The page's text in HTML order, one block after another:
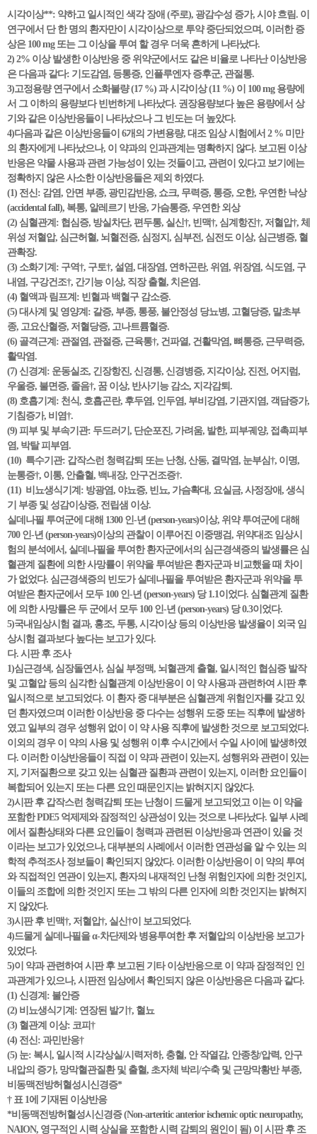
시각이상**: 약하고 일시적인 색각 장애 (주로), 광감수성 증가, 시야 흐림. 이
연구에서 단 한 명의 환자만이 시각이상으로 투약 중단되었으며, 이러한 증
상은 100 mg 또는 그 이상을 투여 할 경우 더욱 흔하게 나타났다.
2) 2% 이상 발생한 이상반응 중 위약군에서도 같은 비율로 나타난 이상반응
은 다음과 같다: 기도감염, 등통증, 인플루엔자 증후군, 관절통.
3)고정용량 연구에서 소화불량 (17 %) 과 시각이상 (11 %) 이 100 mg 용량에
서 그 이하의 용량보다 빈번하게 나타났다. 권장용량보다 높은 용량에서 상
기와 같은 이상반응들이 나타났으나 그 빈도는 더 높았다.
4)다음과 같은 이상반응들이 6개의 가변용량, 대조 임상 시험에서 2 % 미만
의 환자에게 나타났으나, 이 약과의 인과관계는 명확하지 않다. 보고된 이상
반응은 약물 사용과 관련 가능성이 있는 것들이고, 관련이 있다고 보기에는
정확하지 않은 사소한 이상반응들은 제외 하였다.
(1) 전신: 감염, 안면 부종, 광민감반응, 쇼크, 무력증, 통증, 오한, 우연한 낙상
(accidental fall), 복통, 알레르기 반응, 가슴통증, 우연한 외상
(2) 심혈관계: 협심증, 방실차단, 편두통, 실신†, 빈맥†, 심계항진†, 저혈압†, 체
위성 저혈압, 심근허혈, 뇌혈전증, 심정지, 심부전, 심전도 이상, 심근병증, 혈
관확장.
(3) 소화기계: 구역†, 구토†, 설염, 대장염, 연하곤란, 위염, 위장염, 식도염, 구
내염, 구강건조†, 간기능 이상, 직장 출혈, 치은염.
(4) 혈액과 림프계: 빈혈과 백혈구 감소증.
(5) 대사계 및 영양계: 갈증, 부종, 통풍, 불안정성 당뇨병, 고혈당증, 말초부
종, 고요산혈증, 저혈당증, 고나트륨혈증.
(6) 골격근계: 관절염, 관절증, 근육통†, 건파열, 건활막염, 뼈통증, 근무력증,
활막염.
(7) 신경계: 운동실조, 긴장항진, 신경통, 신경병증, 지각이상, 진전, 어지럼,
우울증, 불면증, 졸음†, 꿈 이상, 반사기능 감소, 지각감퇴.
(8) 호흡기계: 천식, 호흡곤란, 후두염, 인두염, 부비강염, 기관지염, 객담증가,
기침증가, 비염†.
(9) 피부 및 부속기관: 두드러기, 단순포진, 가려움, 발한, 피부궤양, 접촉피부
염, 박탈 피부염.
(10) 특수기관: 갑작스런 청력감퇴 또는 난청, 산동, 결막염, 눈부심†, 이명,
눈통증†, 이통, 안출혈, 백내장, 안구건조증†.
(11) 비뇨생식기계: 방광염, 야뇨증, 빈뇨, 가슴확대, 요실금, 사정장애, 생식
기 부종 및 성감이상증, 전립샘 이상.
실데나필 투여군에 대해 1300 인-년 (person-years)이상, 위약 투여군에 대해
700 인-년 (person-years)이상의 관찰이 이루어진 이중맹검, 위약대조 임상시
험의 분석에서, 실데나필을 투여한 환자군에서의 심근경색증의 발생률은 심
혈관계 질환에 의한 사망률이 위약을 투여받은 환자군과 비교했을 때 차이
가 없었다. 심근경색증의 빈도가 실데나필을 투여받은 환자군과 위약을 투
여받은 환자군에서 모두 100 인-년 (person-years) 당 1.1이었다. 심혈관계 질환
에 의한 사망률은 두 군에서 모두 100 인-년 (person-years) 당 0.3이었다.
5)국내임상시험 결과, 홍조, 두통, 시각이상 등의 이상반응 발생율이 외국 임
상시험 결과보다 높다는 보고가 있다.
다. 시판 후 조사
1)심근경색, 심장돌연사, 심실 부정맥, 뇌혈관계 출혈, 일시적인 협심증 발작
및 고혈압 등의 심각한 심혈관계 이상반응이 이 약 사용과 관련하여 시판 후
일시적으로 보고되었다. 이 환자 중 대부분은 심혈관계 위험인자를 갖고 있
던 환자였으며 이러한 이상반응 중 다수는 성행위 도중 또는 직후에 발생하
였고 일부의 경우 성행위 없이 이 약 사용 직후에 발생한 것으로 보고되었다.
이외의 경우 이 약의 사용 및 성행위 이후 수시간에서 수일 사이에 발생하였
다. 이러한 이상반응들이 직접 이 약과 관련이 있는지, 성행위와 관련이 있는
지, 기저질환으로 갖고 있는 심혈관 질환과 관련이 있는지, 이러한 요인들이
복합되어 있는지 또는 다른 요인 때문인지는 밝혀지지 않았다.
2)시판 후 갑작스런 청력감퇴 또는 난청이 드물게 보고되었고 이는 이 약을
포함한 PDE5 억제제와 잠정적인 상관성이 있는 것으로 나타났다. 일부 사례
에서 질환상태와 다른 요인들이 청력과 관련된 이상반응과 연관이 있을 것
이라는 보고가 있었으나, 대부분의 사례에서 이러한 연관성을 알 수 있는 의
학적 추적조사 정보들이 확인되지 않았다. 이러한 이상반응이 이 약의 투여
와 직접적인 연관이 있는지, 환자의 내재적인 난청 위험인자에 의한 것인지,
이들의 조합에 의한 것인지 또는 그 밖의 다른 인자에 의한 것인지는 밝혀지
지 않았다.
3)시판 후 빈맥†, 저혈압†, 실신†이 보고되었다.
4)드물게 실데나필을 α-차단제와 병용투여한 후 저혈압의 이상반응 보고가
있었다.
5)이 약과 관련하여 시판 후 보고된 기타 이상반응으로 이 약과 잠정적인 인
과관계가 있으나, 시판전 임상에서 확인되지 않은 이상반응은 다음과 같다.
(1) 신경계: 불안증
(2) 비뇨생식기계: 연장된 발기†, 혈뇨
(3) 혈관계 이상: 코피†
(4) 전신: 과민반응†
(5) 눈: 복시, 일시적 시각상실/시력저하, 충혈, 안 작열감, 안종창/압력, 안구
내압의 증가, 망막혈관질환 및 출혈, 초자체 박리/수축 및 근망막황반 부종,
비동맥전방허혈성시신경증*
† 표 1에 기재된 이상반응
*비동맥전방허혈성시신경증 (Non-arteritic anterior ischemic optic neuropathy,
NAION, 영구적인 시력 상실을 포함한 시력 감퇴의 원인이 됨) 이 시판 후 조